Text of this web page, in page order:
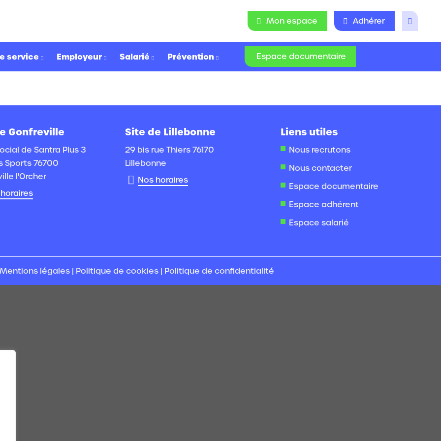
Mon espace Adhérer
service Employeur Salarié Prévention Espace documentaire
Gonfreville
de Santra Plus 3
Sports 76700
l'Orcher
Site de Lillebonne
29 bis rue Thiers 76170
Lillebonne
Nos horaires
Liens utiles
Nous recrutons
Nous contacter
Espace documentaire
Espace adhérent
Espace salarié
légales| Politique de cookies| Politique de confidentialité